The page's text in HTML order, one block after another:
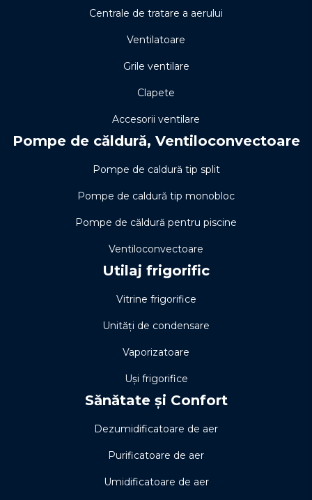
Centrale de tratare a aerului
Ventilatoare
Grile ventilare
Clapete
Accesorii ventilare
Pompe de căldură, Ventiloconvectoare
Pompe de caldură tip split
Pompe de caldură tip monobloc
Pompe de căldură pentru piscine
Ventiloconvectoare
Utilaj frigorific
Vitrine frigorifice
Unități de condensare
Vaporizatoare
Uși frigorifice
Sănătate și Confort
Dezumidificatoare de aer
Purificatoare de aer
Umidificatoare de aer